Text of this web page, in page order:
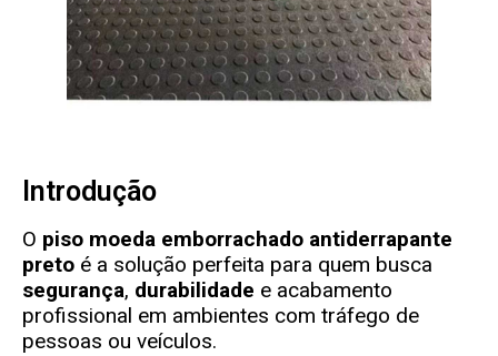
Introdução
O piso moeda emborrachado antiderrapante
preto é a solução perfeita para quem busca
segurança, durabilidade e acabamento
profissional em ambientes com tráfego de
pessoas ou veículos.